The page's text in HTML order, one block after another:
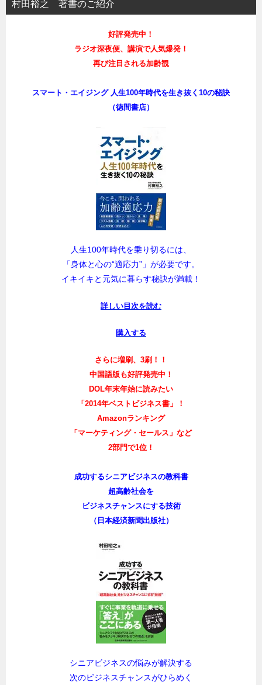
村田裕之 著書のご紹介
好評発売中！
ラジオ深夜便、講演で人気爆発！
再び注目される加齢観
スマート・エイジング 人生100年時代を生き抜く10の秘訣
（徳間書店）
人生100年時代を乗り切るには、
「身体と心の“適応力”」が必要です。
イキイキと元気に暮らす秘訣が満載！
詳しい目次を読む
購入する
さらに増刷、3刷！！
中国語版も好評発売中！
DOL年末年始に読みたい
「2014年ベストビジネス書」！
Amazonランキング
「マーケティング・セールス」など
2部門で1位！
成功するシニアビジネスの教科書
超高齢社会を
ビジネスチャンスにする技術
（日本経済新聞出版社）
シニアビジネスの悩みが解決する
次のビジネスチャンスがひらめく